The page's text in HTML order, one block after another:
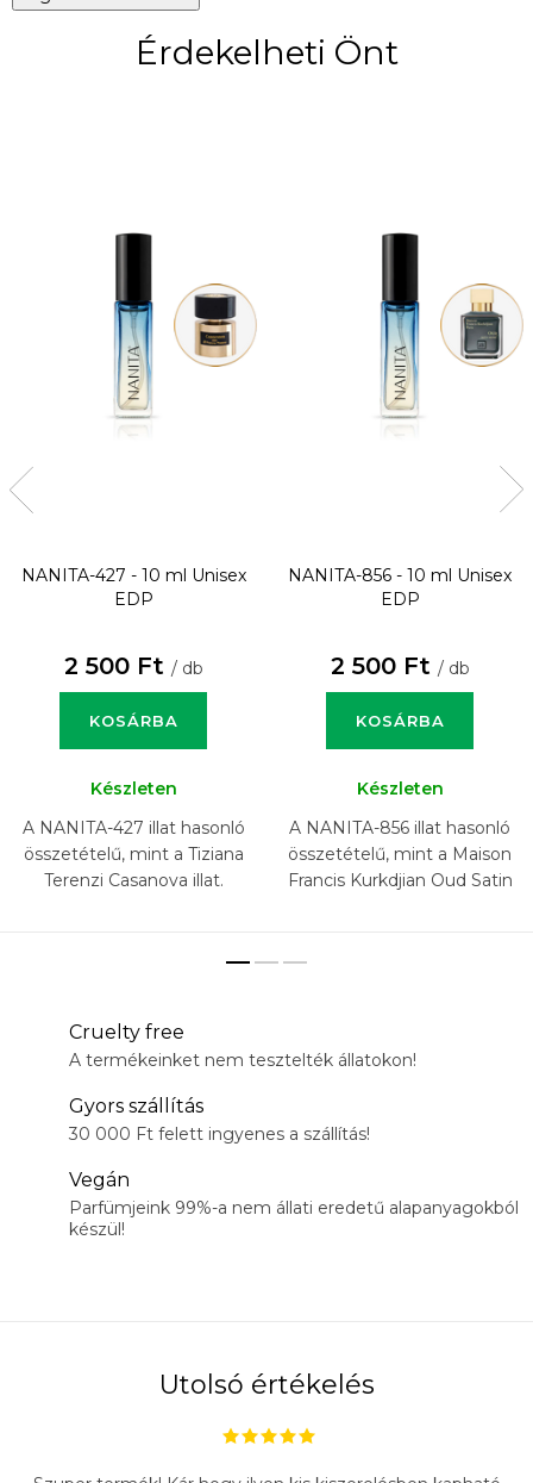
Érdekelheti Önt
NANITA-427 - 10 ml Unisex
EDP
2 500 Ft / db
KOSÁRBA
Készleten
A NANITA-427 illat hasonló
összetételű, mint a Tiziana
Terenzi Casanova illat.
NANITA-856 - 10 ml Unisex
EDP
2 500 Ft / db
KOSÁRBA
Készleten
A NANITA-856 illat hasonló
összetételű, mint a Maison
Francis Kurkdjian Oud Satin
Cruelty free
A termékeinket nem tesztelték állatokon!
Gyors szállítás
30 000 Ft felett ingyenes a szállítás!
Vegán
Parfümjeink 99%-a nem állati eredetű alapanyagokból
készül!
Utolsó értékelés